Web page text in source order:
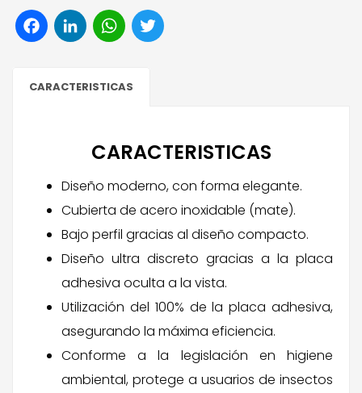
Facebook
LinkedInWhatsApp
CARACTERISTICAS
CARACTERISTICAS
Diseño moderno, con forma elegante.
Cubierta de acero inoxidable (mate).
Bajo perfil gracias al diseño compacto.
Diseño ultra discreto gracias a la placa
adhesiva oculta a la vista.
Utilización del 100% de la placa adhesiva,
asegurando la máxima eficiencia.
Conforme a la legislación en higiene
ambiental, protege a usuarios de insectos